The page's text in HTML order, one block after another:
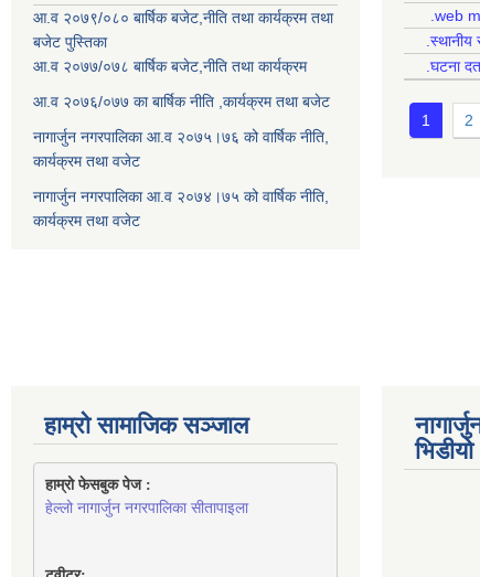
आ.व २०७९/०८० बार्षिक बजेट,नीति तथा कार्यक्रम तथा
बजेट पुस्तिका
आ.व २०७७/०७८ बार्षिक बजेट,नीति तथा कार्यक्रम
आ.व २०७६/०७७ का बार्षिक नीति ,कार्यक्रम तथा बजेट
नागार्जुन नगरपालिका आ.व २०७५।७६ को वार्षिक नीति,
कार्यक्रम तथा वजेट
नागार्जुन नगरपालिका आ.व २०७४।७५ को वार्षिक नीति,
कार्यक्रम तथा वजेट
.web
.घटना
1 2
हाम्रो सामाजिक सञ्जाल
हाम्रो फेसबुक पेज :
हेल्लो नागार्जुन नगरपालिका सीतापाइला
भिडीयो